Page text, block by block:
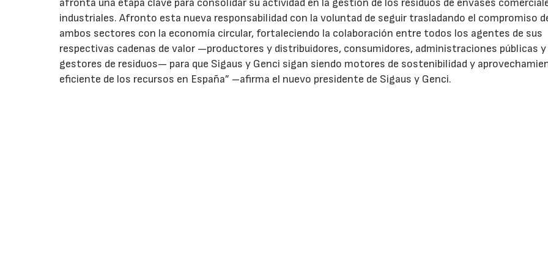
afronta una etapa clave para consolidar su actividad en la gestión de los residuos de envases
industriales. Afronto esta nueva responsabilidad con la voluntad de seguir trasladando el compromiso
ambos sectores con la economía circular, fortaleciendo la colaboración entre todos los agentes de sus
respectivas cadenas de valor —productores y distribuidores, consumidores, administraciones públicas y
gestores de residuos— para que Sigaus y Genci sigan siendo motores de sostenibilidad y
eficiente de los recursos en España” –afirma el nuevo presidente de Sigaus y Genci.